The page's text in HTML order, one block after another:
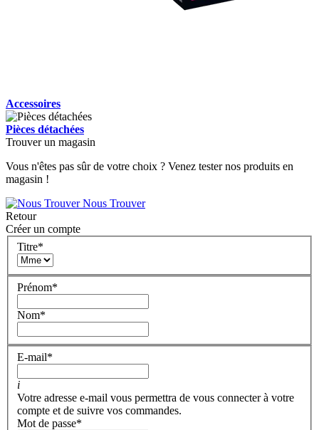
Accessoires
Pièces détachées
Trouver un magasin
Vous n'êtes pas sûr de votre choix ? Venez tester nos produits en
magasin !
Nous Trouver
Retour
Créer un compte
Titre*
Prénom*
Nom*
E-mail*
i
Votre adresse e-mail vous permettra de vous connecter à votre
compte et de suivre vos commandes.
Mot de passe*